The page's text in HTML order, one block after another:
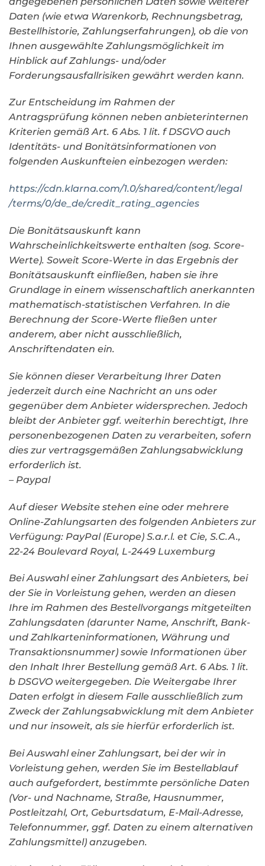
Daten (wie etwa Warenkorb, Rechnungsbetrag,
Bestellhistorie, Zahlungserfahrungen), ob die von
Ihnen ausgewählte Zahlungsmöglichkeit im
Hinblick auf Zahlungs- und/oder
Forderungsausfallrisiken gewährt werden kann.
Zur Entscheidung im Rahmen der
Antragsprüfung können neben anbieterinternen
Kriterien gemäß Art. 6 Abs. 1 lit. f DSGVO auch
Identitäts- und Bonitätsinformationen von
folgenden Auskunfteien einbezogen werden:
https://cdn.klarna.com/1.0/shared/content/legal
/terms/0/de_de/credit_rating_agencies
Die Bonitätsauskunft kann
Wahrscheinlichkeitswerte enthalten (sog. Score-
Werte). Soweit Score-Werte in das Ergebnis der
Bonitätsauskunft einfließen, haben sie ihre
Grundlage in einem wissenschaftlich anerkannten
mathematisch-statistischen Verfahren. In die
Berechnung der Score-Werte fließen unter
anderem, aber nicht ausschließlich,
Anschriftendaten ein.
Sie können dieser Verarbeitung Ihrer Daten
jederzeit durch eine Nachricht an uns oder
gegenüber dem Anbieter widersprechen. Jedoch
bleibt der Anbieter ggf. weiterhin berechtigt, Ihre
personenbezogenen Daten zu verarbeiten, sofern
dies zur vertragsgemäßen Zahlungsabwicklung
erforderlich ist.
– Paypal
Auf dieser Website stehen eine oder mehrere
Online-Zahlungsarten des folgenden Anbieters zur
Verfügung: PayPal (Europe) S.a.r.l. et Cie, S.C.A.,
22-24 Boulevard Royal, L-2449 Luxemburg
Bei Auswahl einer Zahlungsart des Anbieters, bei
der Sie in Vorleistung gehen, werden an diesen
Ihre im Rahmen des Bestellvorgangs mitgeteilten
Zahlungsdaten (darunter Name, Anschrift, Bank-
und Zahlkarteninformationen, Währung und
Transaktionsnummer) sowie Informationen über
den Inhalt Ihrer Bestellung gemäß Art. 6 Abs. 1 lit.
b DSGVO weitergegeben. Die Weitergabe Ihrer
Daten erfolgt in diesem Falle ausschließlich zum
Zweck der Zahlungsabwicklung mit dem Anbieter
und nur insoweit, als sie hierfür erforderlich ist.
Bei Auswahl einer Zahlungsart, bei der wir in
Vorleistung gehen, werden Sie im Bestellablauf
auch aufgefordert, bestimmte persönliche Daten
(Vor- und Nachname, Straße, Hausnummer,
Postleitzahl, Ort, Geburtsdatum, E-Mail-Adresse,
Telefonnummer, ggf. Daten zu einem alternativen
Zahlungsmittel) anzugeben.